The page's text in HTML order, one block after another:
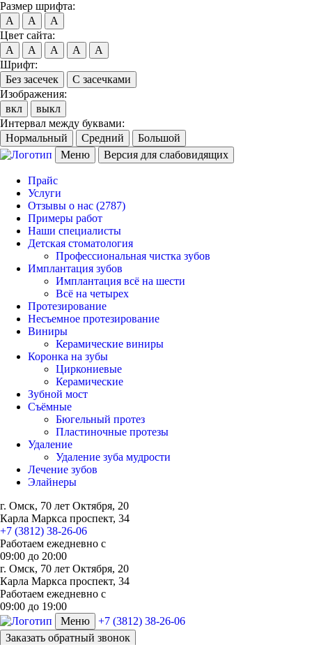
Размер шрифта:
A
A
A
Цвет сайта:
A
A A A
A
Шрифт:
Без засечек
С засечками
Изображения:
вкл
выкл
Интервал между буквами:
Нормальный
Средний
Большой
Меню
Версия для слабовидящих
Прайс
Услуги
Отзывы о нас (2787)
Примеры работ
Наши специалисты
Детская стоматология
Профессиональная чистка зубов
Имплантация зубов
Имплантация всё на шести
Всё на четырех
Протезирование
Несъемное протезирование
Виниры
Керамические виниры
Коронка на зубы
Циркониевые
Керамические
Зубной мост
Съёмные
Бюгельный протез
Пластиночные протезы
Удаление
Удаление зуба мудрости
Лечение зубов
Элайнеры
г. Омск, 70 лет Октября, 20
Карла Маркса проспект, 34
+7 (3812) 38-26-06
Работаем ежедневно с
09:00 до 20:00
г. Омск, 70 лет Октября, 20
Карла Маркса проспект, 34
Работаем ежедневно с
09:00 до 19:00
Меню
+7 (3812) 38-26-06
Заказать обратный звонок